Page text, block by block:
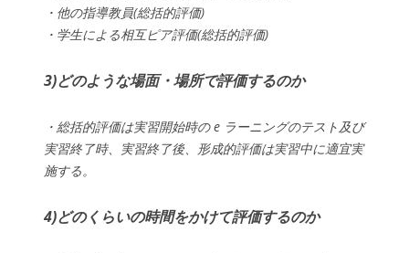
・他の指導教員(総括的評価)
・学生による相互ピア評価(総括的評価)
3)どのような場面・場所で評価するのか
・総括的評価は実習開始時の e ラーニングのテスト及び
実習終了時、実習終了後、形成的評価は実習中に適宜実
施する。
4)どのくらいの時間をかけて評価するのか